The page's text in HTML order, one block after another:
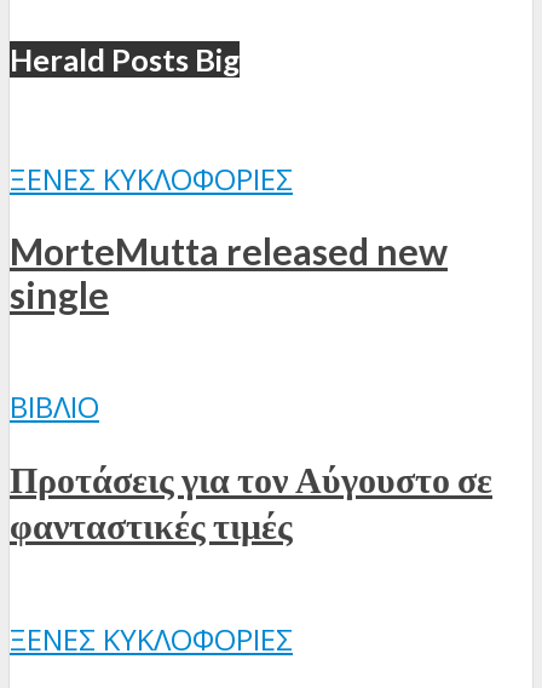
Herald Posts Big
ΞΈΝΕΣ ΚΥΚΛΟΦΟΡΊΕΣ
MorteMutta released new
single
ΒΙΒΛΊΟ
Προτάσεις για τον Αύγουστο σε
φανταστικές τιμές
ΞΈΝΕΣ ΚΥΚΛΟΦΟΡΊΕΣ